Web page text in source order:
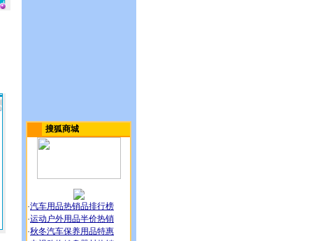
搜狐商城
·汽车用品热销品排行榜
·运动户外用品半价热销
·秋冬汽车保养用品特惠